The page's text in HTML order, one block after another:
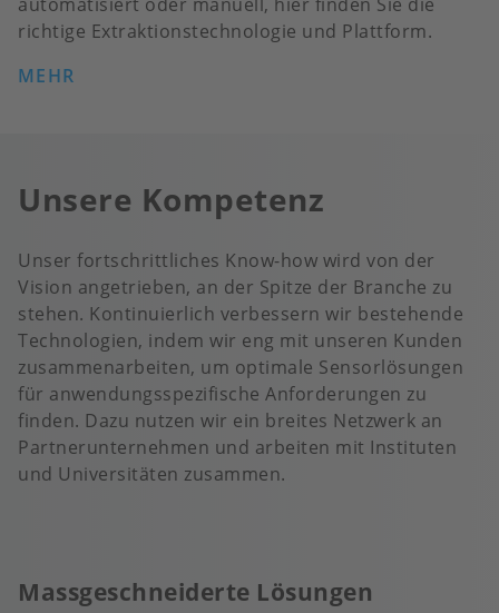
richtige Extraktionstechnologie und Plattform.
MEHR
Unsere Kompetenz
Unser fortschrittliches Know-how wird von der
Vision angetrieben, an der Spitze der Branche zu
stehen. Kontinuierlich verbessern wir bestehende
Technologien, indem wir eng mit unseren Kunden
zusammenarbeiten, um optimale Sensorlösungen
für anwendungsspezifische Anforderungen zu
finden. Dazu nutzen wir ein breites Netzwerk an
Partnerunternehmen und arbeiten mit Instituten
und Universitäten zusammen.
Massgeschneiderte Lösungen